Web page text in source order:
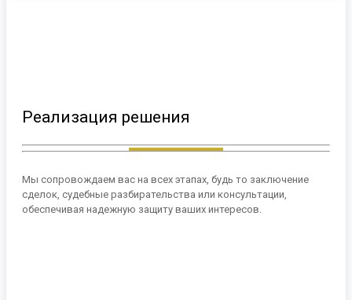
Реализация решения
Мы сопровождаем вас на всех этапах, будь то заключение
сделок, судебные разбирательства или консультации,
обеспечивая надежную защиту ваших интересов.